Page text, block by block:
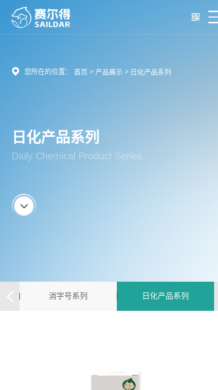
您所在的位置： 首页 > 产品展示 > 日化产品系列
日化产品系列
Daily Chemical Product Series
消字号系列 日化产品系列